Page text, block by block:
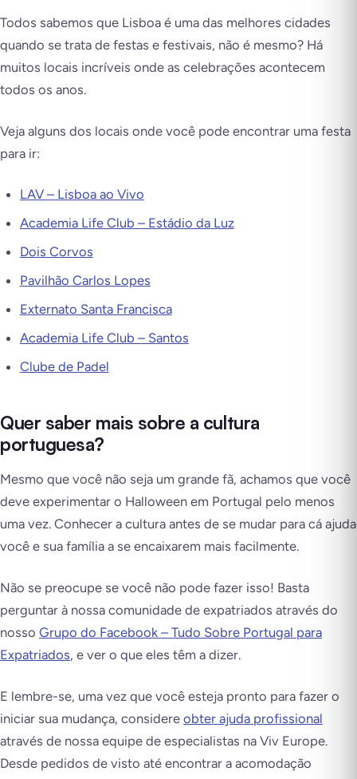
Todos sabemos que Lisboa é uma das melhores cidades
quando se trata de festas e festivais, não é mesmo? Há
muitos locais incríveis onde as celebrações acontecem
todos os anos.
Veja alguns dos locais onde você pode encontrar uma festa
para ir:
LAV – Lisboa ao Vivo
Academia Life Club – Estádio da Luz
Dois Corvos
Pavilhão Carlos Lopes
Externato Santa Francisca
Academia Life Club – Santos
Clube de Padel
Quer saber mais sobre a cultura
portuguesa?
Mesmo que você não seja um grande fã, achamos que você
deve experimentar o Halloween em Portugal pelo menos
uma vez. Conhecer a cultura antes de se mudar para cá ajuda
você e sua família a se encaixarem mais facilmente.
Não se preocupe se você não pode fazer isso! Basta
perguntar à nossa comunidade de expatriados através do
nosso Grupo do Facebook – Tudo Sobre Portugal para
Expatriados, e ver o que eles têm a dizer.
E lembre-se, uma vez que você esteja pronto para fazer o
iniciar sua mudança, considere obter ajuda profissional
através de nossa equipe de especialistas na Viv Europe.
Desde pedidos de visto até encontrar a acomodação